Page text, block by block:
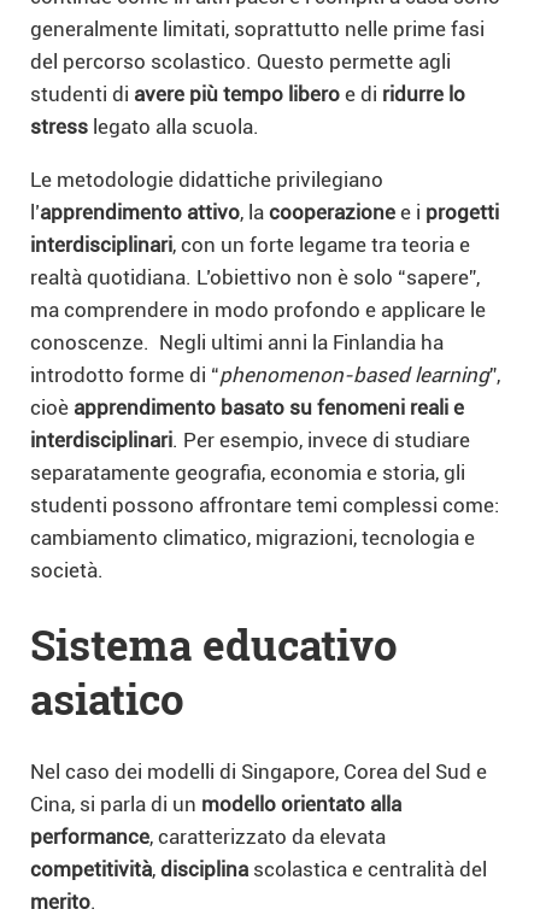
generalmente limitati, soprattutto nelle prime fasi
del percorso scolastico. Questo permette agli
studenti di avere più tempo libero e di ridurre lo
stress legato alla scuola.
Le metodologie didattiche privilegiano
l’apprendimento attivo, la cooperazione e i progetti
interdisciplinari, con un forte legame tra teoria e
realtà quotidiana. L’obiettivo non è solo “sapere”,
ma comprendere in modo profondo e applicare le
conoscenze. Negli ultimi anni la Finlandia ha
introdotto forme di “phenomenon-based learning”,
cioè apprendimento basato su fenomeni reali e
interdisciplinari. Per esempio, invece di studiare
separatamente geografia, economia e storia, gli
studenti possono affrontare temi complessi come:
cambiamento climatico, migrazioni, tecnologia e
società.
Sistema educativo
asiatico
Nel caso dei modelli di Singapore, Corea del Sud e
Cina, si parla di un modello orientato alla
performance, caratterizzato da elevata
competitività, disciplina scolastica e centralità del
merito.